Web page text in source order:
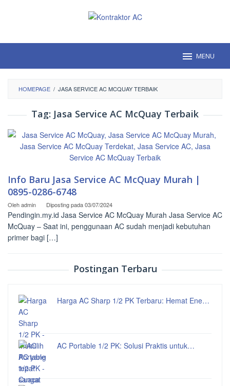
MENU
HOMEPAGE / JASA SERVICE AC MCQUAY TERBAIK
Tag: Jasa Service AC McQuay Terbaik
Info Baru Jasa Service AC McQuay Murah |
0895-0286-6748
Olehadmin Diposting pada03/07/2024
Pendingin.my.id Jasa Service AC McQuay Murah Jasa Service AC
McQuay – Saat ini, penggunaan AC sudah menjadi kebutuhan
primer bagi […]
Postingan Terbaru
Harga AC Sharp 1/2 PK Terbaru: Hemat Ene…
AC Portable 1/2 PK: Solusi Praktis untuk…